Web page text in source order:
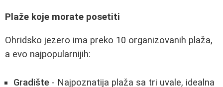
Plaže koje morate posetiti
Ohridsko jezero ima preko 10 organizovanih plaža,
a evo najpopularnijih:
Gradište - Najpoznatija plaža sa tri uvale, idealna